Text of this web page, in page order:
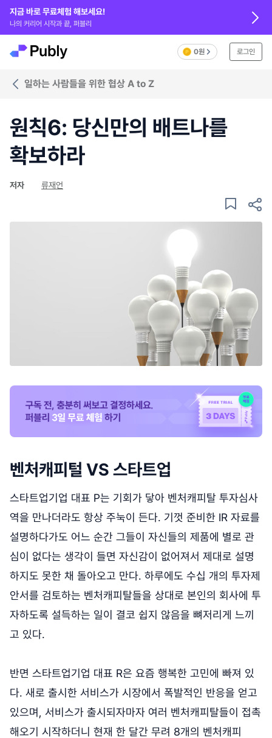
지금 바로 무료체험 해보세요!
나의 커리어 시작과 끝, 퍼블리
0원 로그인
일하는 사람들을 위한 협상 A to Z
원칙6: 당신만의 배트나를
확보하라
저자 류재언
벤처캐피털 VS 스타트업
스타트업기업 대표 P는 기회가 닿아 벤처캐피탈 투자심사
역을 만나더라도 항상 주눅이 든다. 기껏 준비한 IR 자료를
설명하다가도 어느 순간 그들이 자신들의 제품에 별로 관
심이 없다는 생각이 들면 자신감이 없어져서 제대로 설명
하지도 못한 채 돌아오고 만다. 하루에도 수십 개의 투자제
안서를 검토하는 벤처캐피탈들을 상대로 본인의 회사에 투
자하도록 설득하는 일이 결코 쉽지 않음을 뼈저리게 느끼
고 있다.
반면 스타트업기업 대표 R은 요즘 행복한 고민에 빠져 있
다. 새로 출시한 서비스가 시장에서 폭발적인 반응을 얻고
있으며, 서비스가 출시되자마자 여러 벤처캐피탈들이 접촉
해오기 시작하더니 현재 한 달간 무려 8개의 벤처캐피